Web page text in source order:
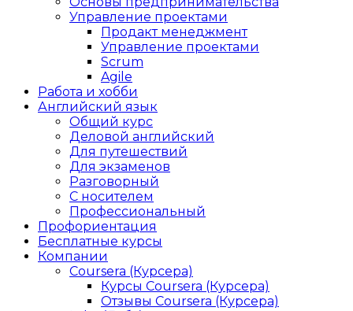
Управление проектами
Продакт менеджмент
Управление проектами
Scrum
Agile
Работа и хобби
Английский язык
Общий курс
Деловой английский
Для путешествий
Для экзаменов
Разговорный
С носителем
Профессиональный
Профориентация
Бесплатные курсы
Компании
Coursera (Курсера)
Курсы Coursera (Курсера)
Отзывы Coursera (Курсера)